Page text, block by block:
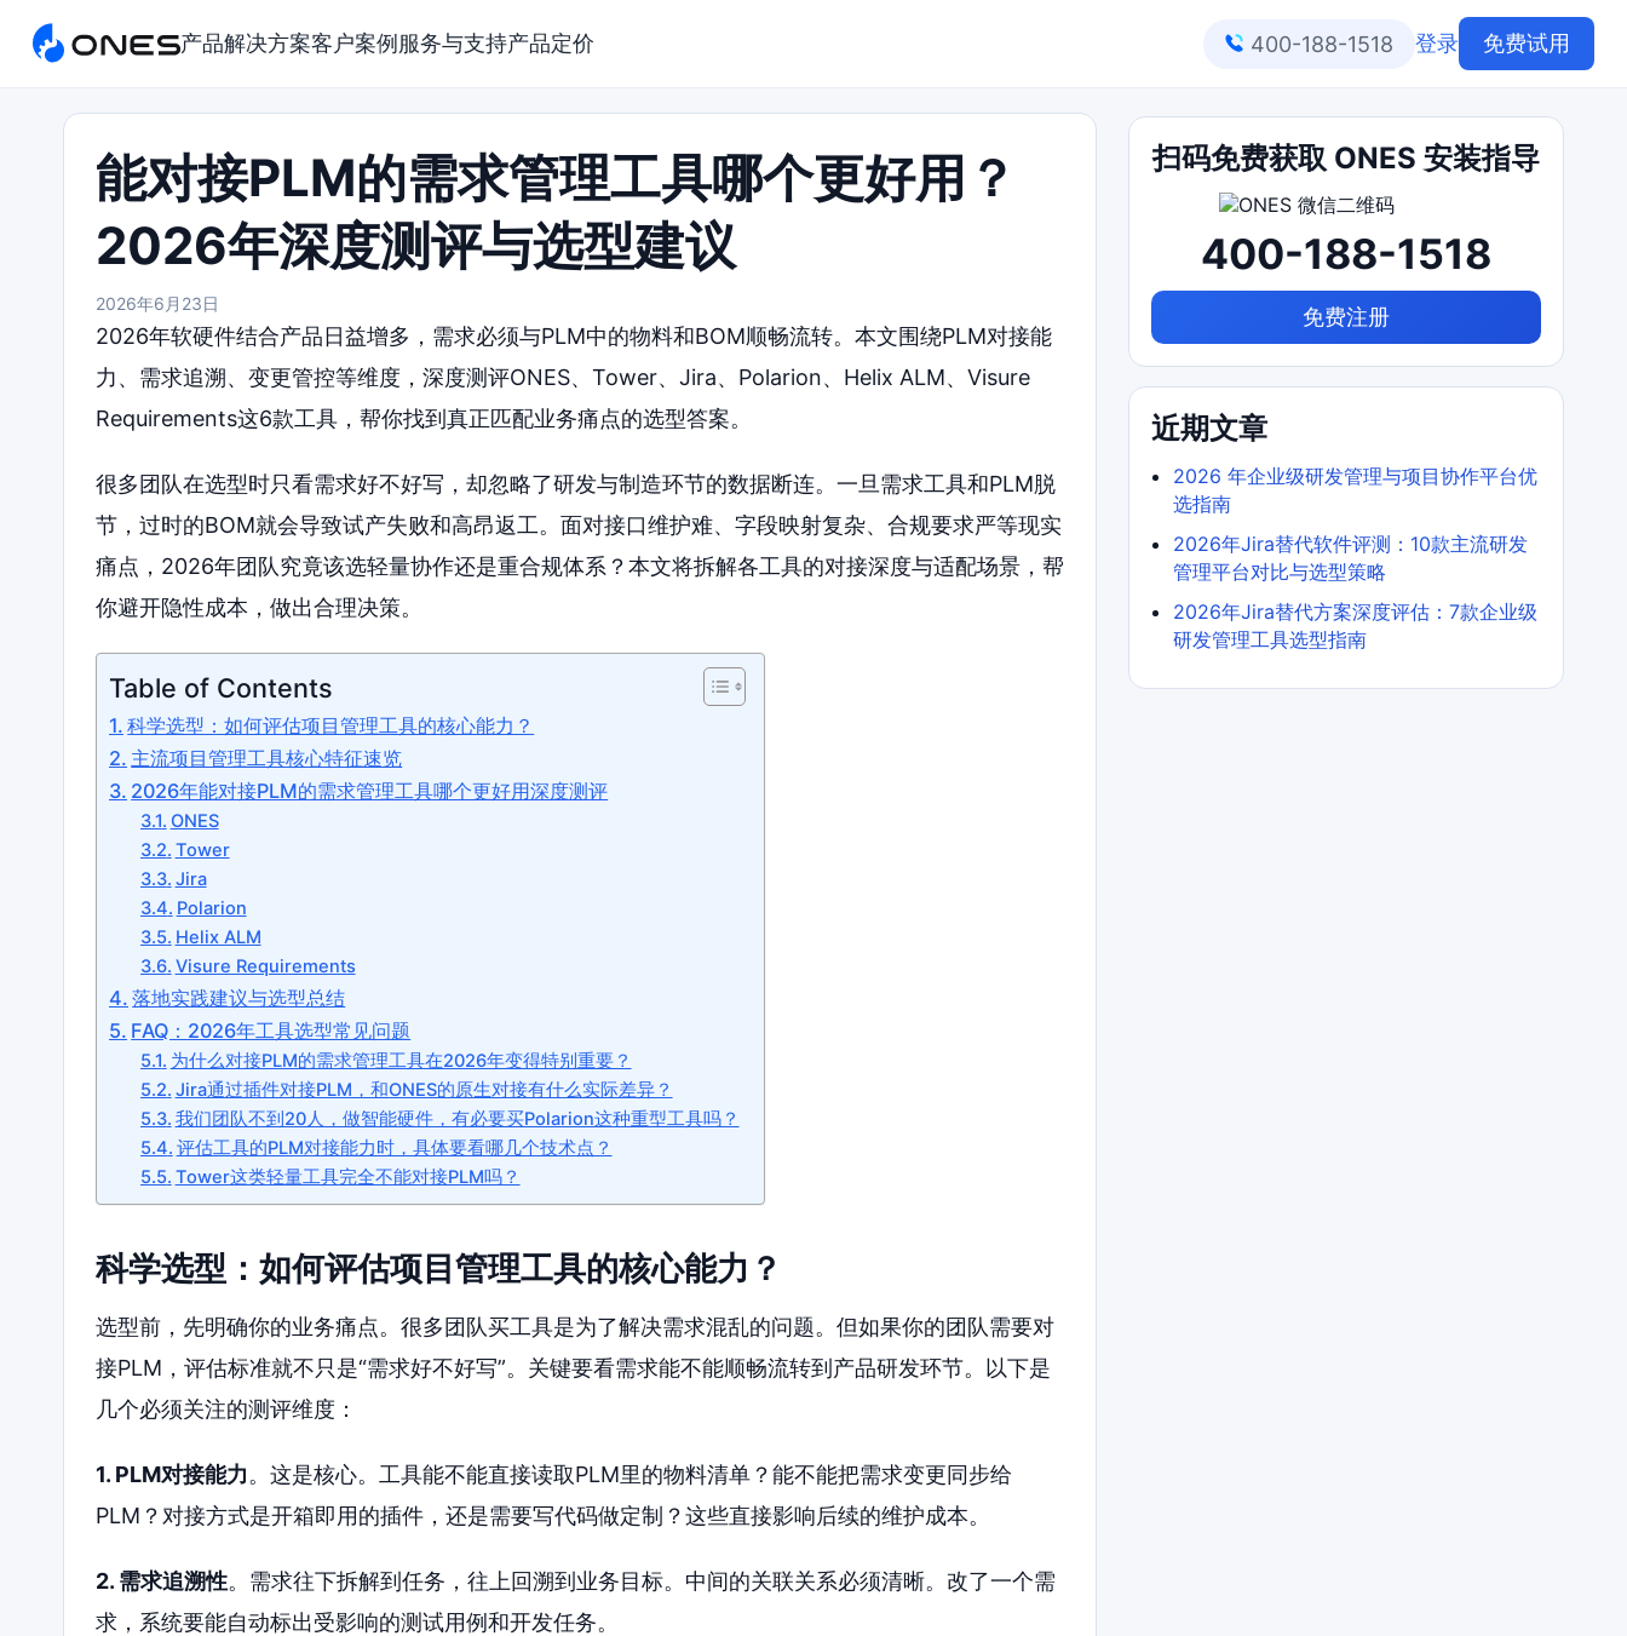
产品解决方案客户案例 服务与支持产品定价 400-188-1518 登录 免费试用
能对接PLM的需求管理工具哪个更好用？
2026年深度测评与选型建议
2026年6月23日
2026年软硬件结合产品日益增多，需求必须与PLM中的物料和BOM顺畅流转。本文围绕PLM对接能
力、需求追溯、变更管控等维度，深度测评ONES、Tower、Jira、Polarion、Helix ALM、Visure
Requirements这6款工具，帮你找到真正匹配业务痛点的选型答案。
很多团队在选型时只看需求好不好写，却忽略了研发与制造环节的数据断连。一旦需求工具和PLM脱
节，过时的BOM就会导致试产失败和高昂返工。面对接口维护难、字段映射复杂、合规要求严等现实
痛点，2026年团队究竟该选轻量协作还是重合规体系？本文将拆解各工具的对接深度与适配场景，帮
你避开隐性成本，做出合理决策。
Table of Contents
科学选型：如何评估项目管理工具的核心能力？
主流项目管理工具核心特征速览
2026年能对接PLM的需求管理工具哪个更好用深度测评
ONES
Tower
Jira
Polarion
Helix ALM
Visure Requirements
落地实践建议与选型总结
FAQ：2026年工具选型常见问题
为什么对接PLM的需求管理工具在2026年变得特别重要？
Jira通过插件对接PLM，和ONES的原生对接有什么实际差异？
我们团队不到20人，做智能硬件，有必要买Polarion这种重型工具吗？
评估工具的PLM对接能力时，具体要看哪几个技术点？
Tower这类轻量工具完全不能对接PLM吗？
科学选型：如何评估项目管理工具的核心能力？
选型前，先明确你的业务痛点。很多团队买工具是为了解决需求混乱的问题。但如果你的团队需要对
接PLM，评估标准就不只是“需求好不好写”。关键要看需求能不能顺畅流转到产品研发环节。以下是
几个必须关注的测评维度：
1. PLM对接能力。这是核心。工具能不能直接读取PLM里的物料清单？能不能把需求变更同步给
PLM？对接方式是开箱即用的插件，还是需要写代码做定制？这些直接影响后续的维护成本。
2. 需求追溯性。需求往下拆解到任务，往上回溯到业务目标。中间的关联关系必须清晰。改了一个需
求，系统要能自动标出受影响的测试用例和开发任务。
扫码免费获取 ONES 安装指导
400-188-1518
免费注册
近期文章
2026 年企业级研发管理与项目协作平台优
选指南
2026年Jira替代软件评测：10款主流研发
管理平台对比与选型策略
2026年Jira替代方案深度评估：7款企业级
研发管理工具选型指南